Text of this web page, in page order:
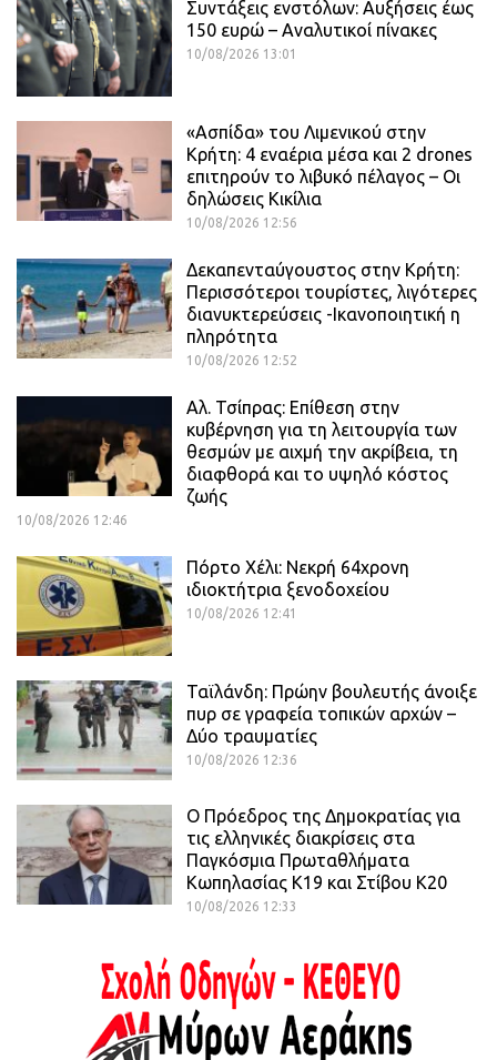
Συντάξεις ενστόλων: Αυξήσεις έως
150 ευρώ – Αναλυτικοί πίνακες
10/08/2026 13:01
«Ασπίδα» του Λιμενικού στην
Κρήτη: 4 εναέρια μέσα και 2 drones
επιτηρούν το λιβυκό πέλαγος – Οι
δηλώσεις Κικίλια
10/08/2026 12:56
Δεκαπενταύγουστος στην Κρήτη:
Περισσότεροι τουρίστες, λιγότερες
διανυκτερεύσεις -Ικανοποιητική η
πληρότητα
10/08/2026 12:52
Αλ. Τσίπρας: Επίθεση στην
κυβέρνηση για τη λειτουργία των
θεσμών με αιχμή την ακρίβεια, τη
διαφθορά και το υψηλό κόστος
ζωής
10/08/2026 12:46
Πόρτο Χέλι: Νεκρή 64χρονη
ιδιοκτήτρια ξενοδοχείου
10/08/2026 12:41
Ταϊλάνδη: Πρώην βουλευτής άνοιξε
πυρ σε γραφεία τοπικών αρχών –
Δύο τραυματίες
10/08/2026 12:36
Ο Πρόεδρος της Δημοκρατίας για
τις ελληνικές διακρίσεις στα
Παγκόσμια Πρωταθλήματα
Κωπηλασίας Κ19 και Στίβου Κ20
10/08/2026 12:33